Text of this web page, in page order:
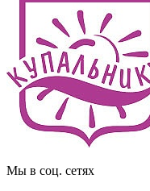
Мы в соц. сетях